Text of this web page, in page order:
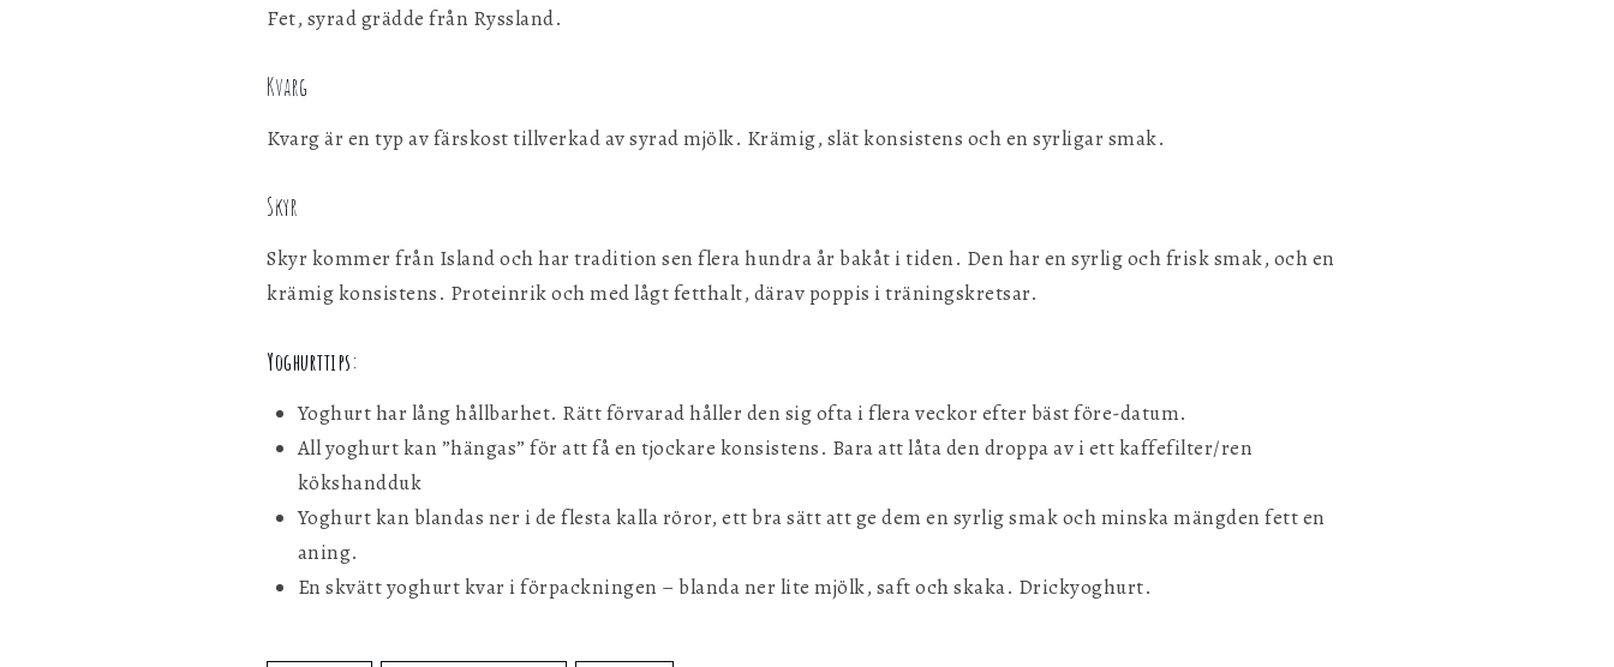
Fet, syrad grädde från Ryssland.
Kvarg
Kvarg är en typ av färskost tillverkad av syrad mjölk. Krämig, slät konsistens och en syrligar smak.
Skyr
Skyr kommer från Island och har tradition sen flera hundra år bakåt i tiden. Den har en syrlig och frisk smak, och en
krämig konsistens. Proteinrik och med lågt fetthalt, därav poppis i träningskretsar.
Yoghurttips:
Yoghurt har lång hållbarhet. Rätt förvarad håller den sig ofta i flera veckor efter bäst före-datum.
All yoghurt kan ”hängas” för att få en tjockare konsistens. Bara att låta den droppa av i ett kaffefilter/ren
kökshandduk
Yoghurt kan blandas ner i de flesta kalla röror, ett bra sätt att ge dem en syrlig smak och minska mängden fett en
aning.
En skvätt yoghurt kvar i förpackningen – blanda ner lite mjölk, saft och skaka. Drickyoghurt.